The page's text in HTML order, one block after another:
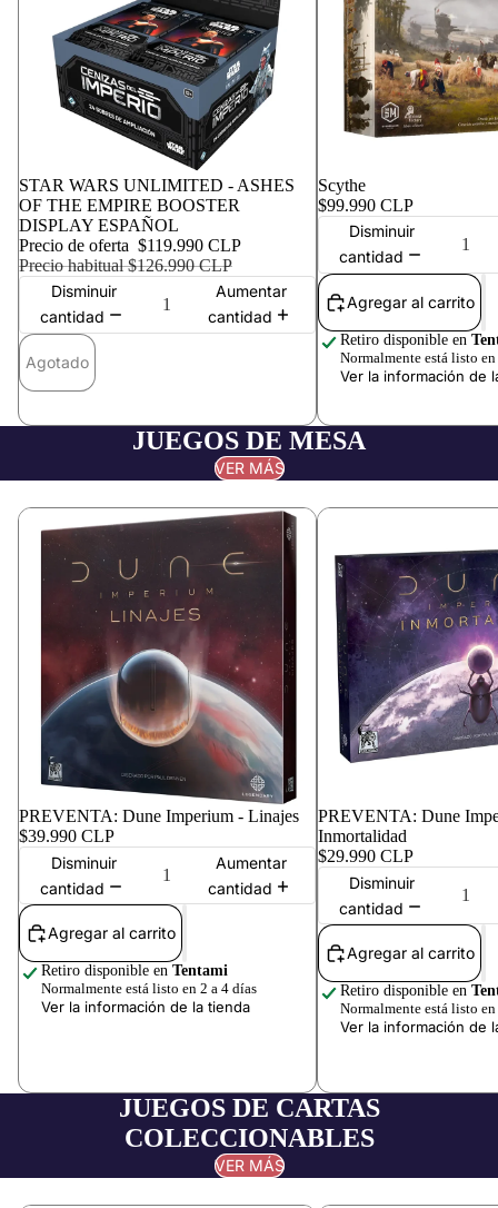
Agotado
STAR WARS UNLIMITED - ASHES
OF THE EMPIRE BOOSTER
DISPLAY ESPAÑOL
Precio de oferta $119.990 CLP
Precio habitual$126.990 CLP
Disminuir
cantidad
Aumentar
cantidad
Agotado
Scythe
$99.990 CLP
Disminuir
cantidad
Agregar al carrito
Retiro disponible en
Normalmente está listo
Ver la información de
JUEGOS DE MESA
VER MÁS
PREVENTA: Dune Imperium - Linajes
$39.990 CLP
Disminuir
cantidad
Aumentar
cantidad
Agregar al carrito
Retiro disponible en Tentami
Normalmente está listo en 2 a 4 días
Ver la información de la tienda
PREVENTA: Dune
Inmortalidad
$29.990 CLP
Disminuir
cantidad
Agregar al carrito
Retiro disponible en
Normalmente está listo
Ver la información de
JUEGOS DE CARTAS
COLECCIONABLES
VER MÁS